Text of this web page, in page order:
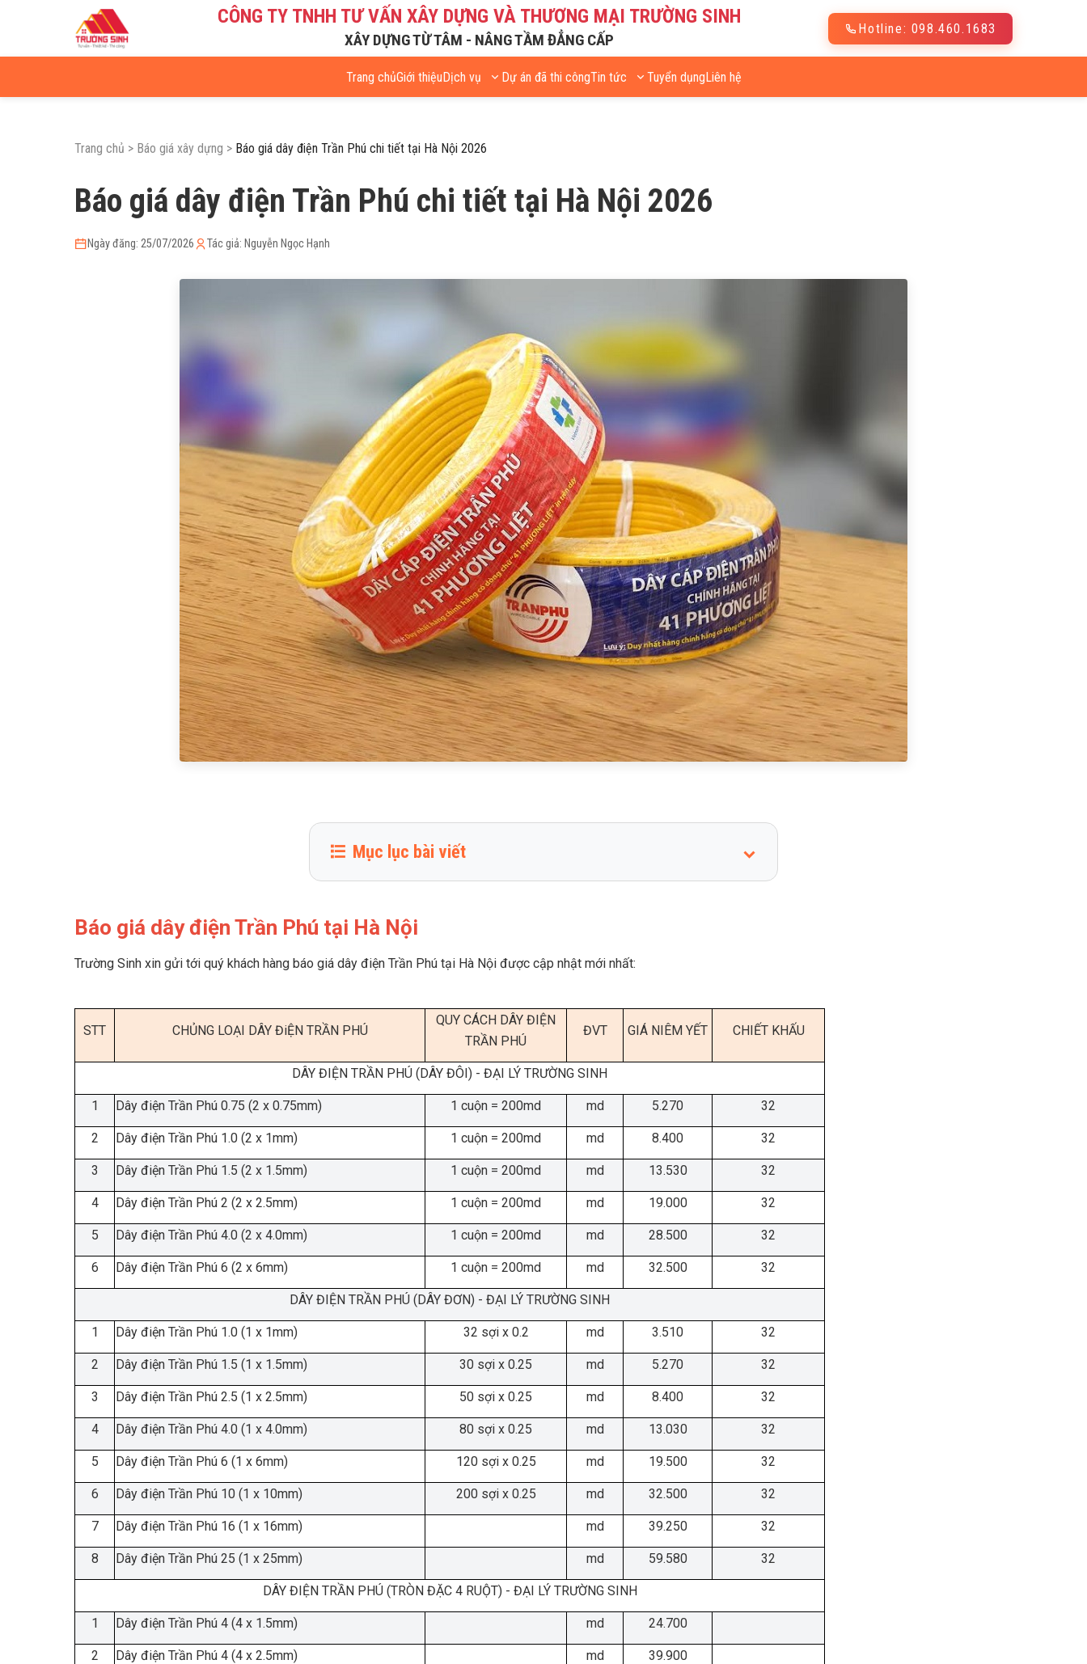
CÔNG TY TNHH TƯ VẤN XÂY DỰNG VÀ THƯƠNG MẠI TRƯỜNG SINH
XÂY DỰNG TỪ TÂM - NÂNG TẦM ĐẲNG CẤP
Hotline: 098.460.1683
Trang chủGiới thiệuDịch vụ Dự án đã thi côngTin tức Tuyển dụngLiên hệ
Trang chủ > Báo giá xây dựng > Báo giá dây điện Trần Phú chi tiết tại Hà Nội 2026
Báo giá dây điện Trần Phú chi tiết tại Hà Nội 2026
Ngày đăng: 25/07/2026 Tác giả: Nguyễn Ngọc Hạnh
Mục lục bài viết
2 Tìm hiểu về dây điện Trần Phú
Vì sao nên chọn dây điện Trần Phú khi xây nhà?
5
Những lưu ý khi lựa chọn dây điện Trần Phú khi xây nhà
Vì sao dây điện Trần Phú tại Trường Sinh có giá tốt?
Báo giá dây điện Trần Phú tại Hà Nội
Trường Sinh xin gửi tới quý khách hàng báo giá dây điện Trần Phú tại Hà Nội được cập nhật mới nhất:
STT CHỦNG LOẠI DÂY ĐiỆN TRẦN PHÚ
QUY CÁCH DÂY ĐIỆN
TRẦN PHÚ
ĐVT GIÁ NIÊM YẾT CHIẾT KHẤU
DÂY ĐIỆN TRẦN PHÚ (DÂY ĐÔI) - ĐẠI LÝ TRƯỜNG SINH
1 Dây điện Trần Phú 0.75 (2 x 0.75mm) 1 cuộn = 200md md 5.270 32
2 Dây điện Trần Phú 1.0 (2 x 1mm) 1 cuộn = 200md md 8.400 32
3 Dây điện Trần Phú 1.5 (2 x 1.5mm) 1 cuộn = 200md md 13.530 32
4 Dây điện Trần Phú 2 (2 x 2.5mm) 1 cuộn = 200md md 19.000 32
5 Dây điện Trần Phú 4.0 (2 x 4.0mm) 1 cuộn = 200md md 28.500 32
6 Dây điện Trần Phú 6 (2 x 6mm) 1 cuộn = 200md md 32.500 32
DÂY ĐIỆN TRẦN PHÚ (DÂY ĐƠN) - ĐẠI LÝ TRƯỜNG SINH
1 Dây điện Trần Phú 1.0 (1 x 1mm) 32 sợi x 0.2 md 3.510 32
2 Dây điện Trần Phú 1.5 (1 x 1.5mm) 30 sợi x 0.25 md 5.270 32
3 Dây điện Trần Phú 2.5 (1 x 2.5mm) 50 sợi x 0.25 md 8.400 32
4 Dây điện Trần Phú 4.0 (1 x 4.0mm) 80 sợi x 0.25 md 13.030 32
5 Dây điện Trần Phú 6 (1 x 6mm) 120 sợi x 0.25 md 19.500 32
6 Dây điện Trần Phú 10 (1 x 10mm) 200 sợi x 0.25 md 32.500 32
7 Dây điện Trần Phú 16 (1 x 16mm) md 39.250 32
8 Dây điện Trần Phú 25 (1 x 25mm) md 59.580 32
DÂY ĐIỆN TRẦN PHÚ (TRÒN ĐẶC 4 RUỘT) - ĐẠI LÝ TRƯỜNG SINH
1 Dây điện Trần Phú 4 (4 x 1.5mm) md 24.700
2 Dây điện Trần Phú 4 (4 x 2.5mm) md 39.900